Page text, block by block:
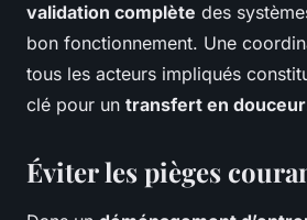
validation complète des
bon fonctionnement. Une
tous les acteurs impliqués
clé pour un transfert en douceur
Éviter les pièges